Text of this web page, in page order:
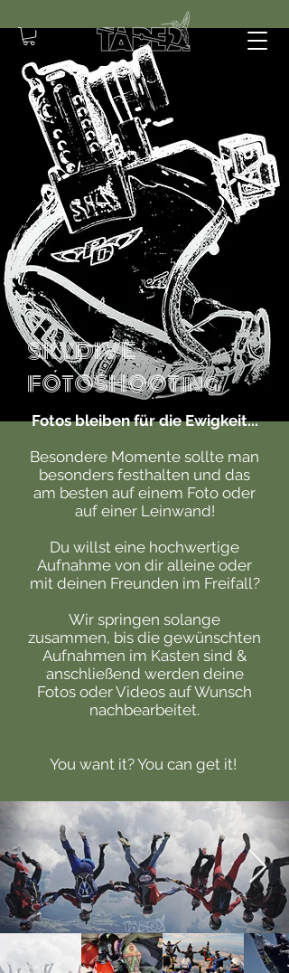
Fotos bleiben für die Ewigkeit...
Besondere Momente sollte man
besonders festhalten und das
am besten auf einem Foto oder
auf einer Leinwand!
Du willst eine hochwertige
Aufnahme von dir alleine oder
mit deinen Freunden im Freifall?
Wir springen solange
zusammen, bis die gewünschten
Aufnahmen im Kasten sind &
anschließend werden deine
Fotos oder Videos auf Wunsch
nachbearbeitet.
You want it? You can get it!
SKYDIVE
FOTOSHOOTing